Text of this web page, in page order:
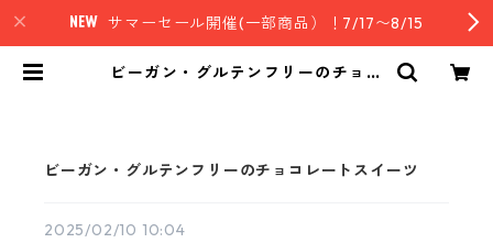
サマーセール開催(一部商品）！7/17〜8/15
ビーガン・グルテンフリーのチョコ
ビーガン・グルテンフリーのチョコレートスイーツ
2025/02/10 10:04